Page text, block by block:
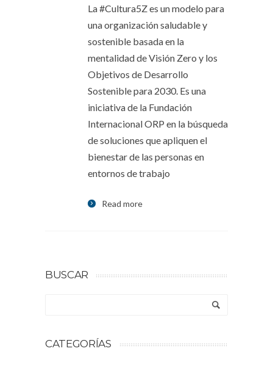
La #Cultura5Z es un modelo para
una organización saludable y
sostenible basada en la
mentalidad de Visión Zero y los
Objetivos de Desarrollo
Sostenible para 2030. Es una
iniciativa de la Fundación
Internacional ORP en la búsqueda
de soluciones que apliquen el
bienestar de las personas en
entornos de trabajo
Read more
BUSCAR
CATEGORÍAS